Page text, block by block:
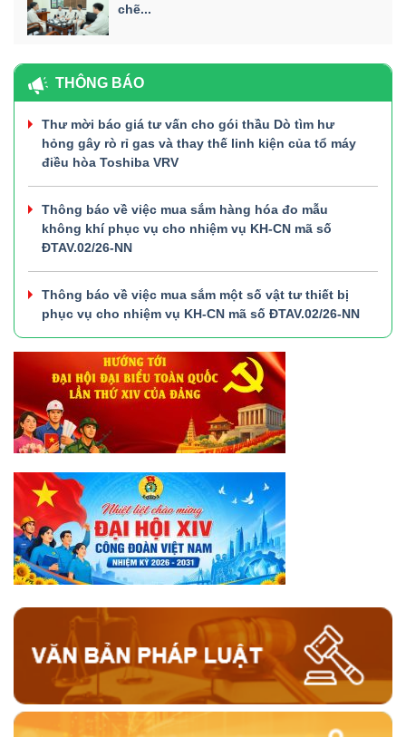
chẽ...
THÔNG BÁO
Thư mời báo giá tư vấn cho gói thầu Dò tìm hư
hỏng gây rò rỉ gas và thay thế linh kiện của tổ máy
điều hòa Toshiba VRV
Thông báo về việc mua sắm hàng hóa đo mẫu
không khí phục vụ cho nhiệm vụ KH-CN mã số
ĐTAV.02/26-NN
Thông báo về việc mua sắm một số vật tư thiết bị
phục vụ cho nhiệm vụ KH-CN mã số ĐTAV.02/26-NN